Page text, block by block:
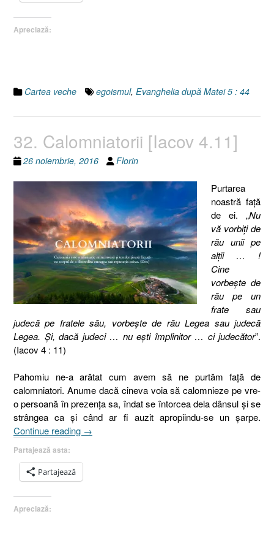
Apreciază:
Cartea veche egoismul, Evanghelia după Matei 5 : 44
32. Calomniatorii [Iacov 4.11]
26 noiembrie, 2016 Florin
Purtarea
noastră faţă
de ei. „Nu
vă vorbiţi de
rău unii pe
alţii … !
Cine
vorbeşte de
rău pe un
frate sau
judecă pe fratele său, vorbeşte de rău Legea sau judecă
Legea. Şi, dacă judeci … nu eşti împlinitor … ci judecător”.
(Iacov 4 : 11)
Pahomiu ne-a arătat cum avem să ne purtăm faţă de
calomniatori. Anume dacă cineva voia să calomnieze pe vre-
o persoană în prezenţa sa, îndat se întorcea dela dânsul şi se
strângea ca şi când ar fi auzit apropiindu-se un şarpe.
Continue reading „32.
→
Partajează asta:
Partajează
Apreciază: